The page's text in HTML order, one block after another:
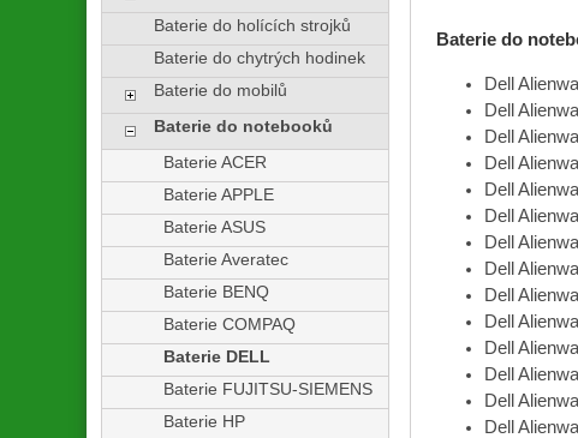
Baterie do
Dell
Dell
Dell
Dell
Dell
Dell
Dell
Dell
Dell
Dell
Dell
Dell
Dell
Dell
Baterie do holících strojků
Baterie do chytrých hodinek
Baterie do mobilů
Baterie do notebooků
Baterie ACER
Baterie APPLE
Baterie ASUS
Baterie Averatec
Baterie BENQ
Baterie COMPAQ
Baterie DELL
Baterie FUJITSU-SIEMENS
Baterie HP